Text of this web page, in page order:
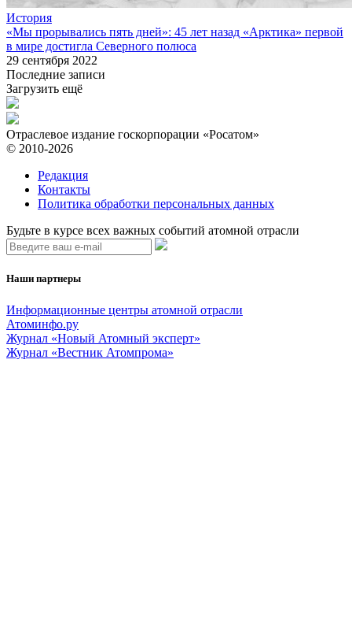
История
«Мы прорывались пять дней»: 45 лет назад «Арктика» первой
в мире достигла Северного полюса
29 сентября 2022
Последние записи
Загрузить ещё
Отраслевое издание госкорпорации «Росатом»
© 2010-2026
Редакция
Контакты
Политика обработки персональных данных
Будьте в курсе всех важных событий атомной отрасли
Наши партнеры
Информационные центры атомной отрасли
Атоминфо.ру
Журнал «Новый Атомный эксперт»
Журнал «Вестник Атомпрома»